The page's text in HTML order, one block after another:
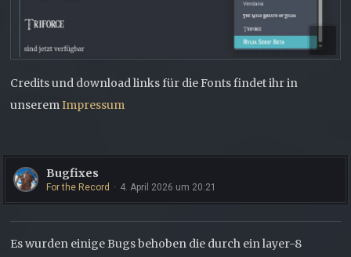
Credits und download links für die Fonts findet ihr in
unseremImpressum
Bugfixes
For the Record 4. April 2026 um 20:21
Es wurden einige Bugs behoben die durch ein layer-8